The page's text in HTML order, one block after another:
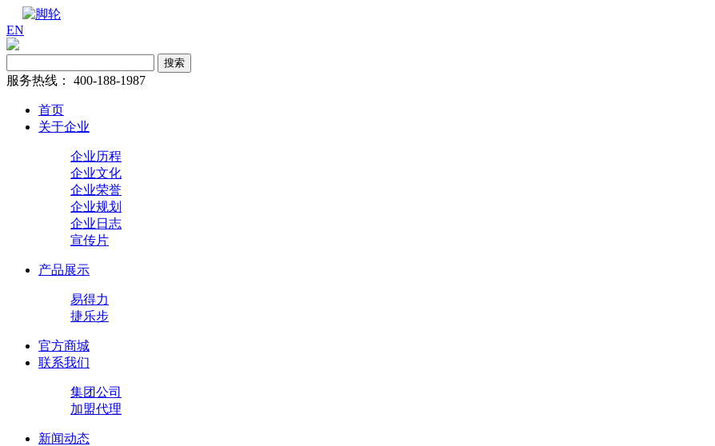
EN
服务热线： 400-188-1987
首页
关于企业
企业历程
企业文化
企业荣誉
企业规划
企业日志
宣传片
产品展示
易得力
捷乐步
官方商城
联系我们
集团公司
加盟代理
新闻动态